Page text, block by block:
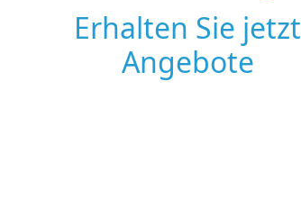
Erhalten Sie jetzt
Angebote